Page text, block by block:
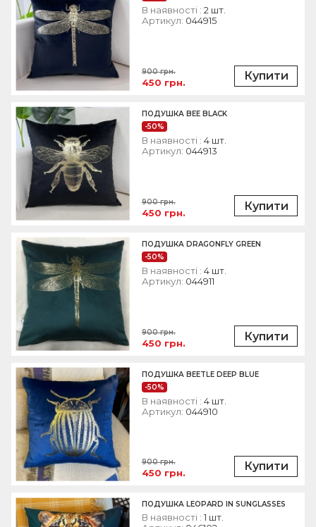
В наявності : 2 шт.
Артикул: 044915
900 грн.
450 грн. Купити
В наявності : 4 шт.
Артикул: 044913
-50%
ПОДУШКА BEE BLACK
900 грн.
450 грн. Купити
В наявності : 4 шт.
Артикул: 044911
-50%
ПОДУШКА DRAGONFLY GREEN
900 грн.
450 грн. Купити
В наявності : 4 шт.
Артикул: 044910
-50%
ПОДУШКА BEETLE DEEP BLUE
900 грн.
450 грн. Купити
В наявності : 1 шт.
ПОДУШКА LEOPARD IN SUNGLASSES